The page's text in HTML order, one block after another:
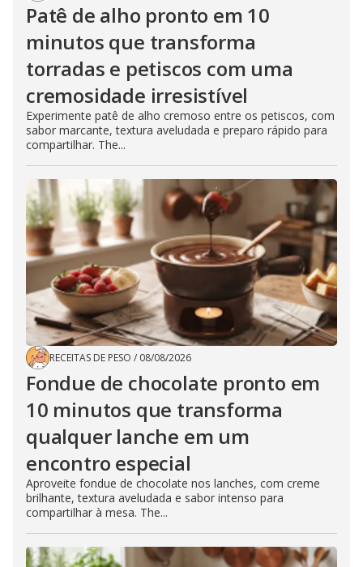
Patê de alho pronto em 10
minutos que transforma
torradas e petiscos com uma
cremosidade irresistível
Experimente patê de alho cremoso entre os petiscos, com
sabor marcante, textura aveludada e preparo rápido para
compartilhar. The...
RECEITAS DE PESO / 08/08/2026
Fondue de chocolate pronto em
10 minutos que transforma
qualquer lanche em um
encontro especial
Aproveite fondue de chocolate nos lanches, com creme
brilhante, textura aveludada e sabor intenso para
compartilhar à mesa. The...